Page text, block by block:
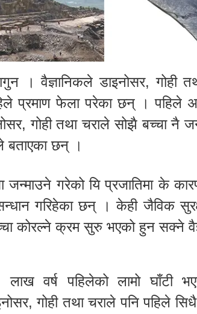
। वैज्ञानिकले डाइनोसर, गोही
प्रमाण फेला परेका छन् । पहिले
गोही तथा चराले सोझै बच्चा नै
बताएका छन् ।
जन्माउने गरेको यि प्रजातिमा के
गरिहेका छन् । केही जैविक
कोरल्ने क्रम सुरु भएको हुन सक्ने
वर्ष पहिलेको लामो घाँटी
गोही तथा चराले पनि पहिले